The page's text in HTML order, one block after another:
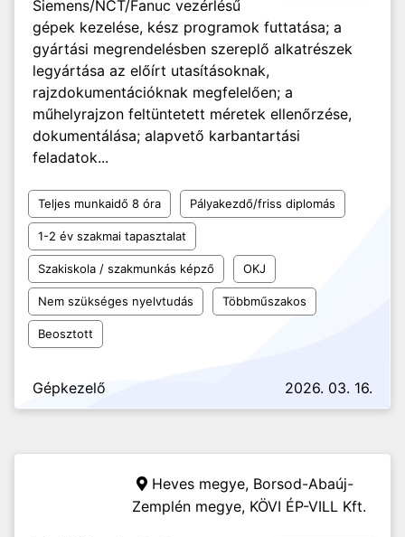
Siemens/NCT/Fanuc vezérlésű
gépek kezelése, kész programok futtatása; a
gyártási megrendelésben szereplő alkatrészek
legyártása az előírt utasításoknak,
rajzdokumentációknak megfelelően; a
műhelyrajzon feltüntetett méretek ellenőrzése,
dokumentálása; alapvető karbantartási
feladatok...
Teljes munkaidő 8 óra Pályakezdő/friss diplomás
1-2 év szakmai tapasztalat
Szakiskola / szakmunkás képző OKJ
Nem szükséges nyelvtudás Többműszakos
Beosztott
Gépkezelő 2026. 03. 16.
Heves megye, Borsod-Abaúj-
Zemplén megye, KÖVI ÉP-VILL Kft.